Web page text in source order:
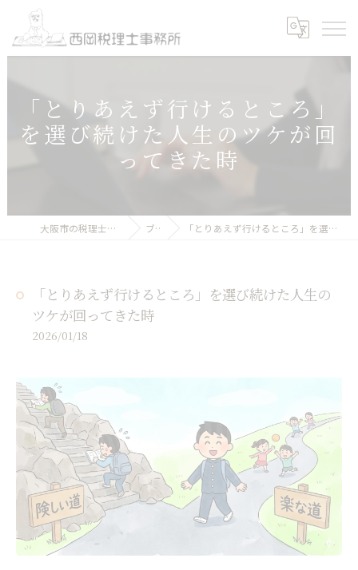
「とりあえず行けるところ」
を選び続けた人生のツケが回
ってきた時
大阪市の税理士｜西岡税理士事務所 ブログ 「とりあえず行けるところ」を選び続けた人生のツケが回ってきた時
「とりあえず行けるところ」を選び続けた人生の
ツケが回ってきた時
2026/01/18